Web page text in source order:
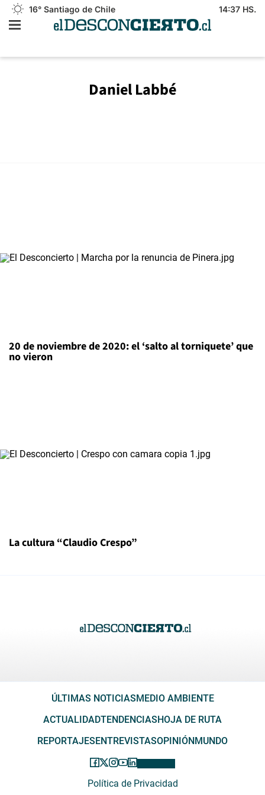
16° Santiago de Chile 14:37 HS.
Daniel Labbé
20 de noviembre de 2020: el ‘salto al torniquete’ que
no vieron
La cultura “Claudio Crespo”
ÚLTIMAS NOTICIASMEDIO AMBIENTE
ACTUALIDADTENDENCIASHOJA DE RUTA
REPORTAJESENTREVISTASOPINIÓNMUNDO
Política de Privacidad